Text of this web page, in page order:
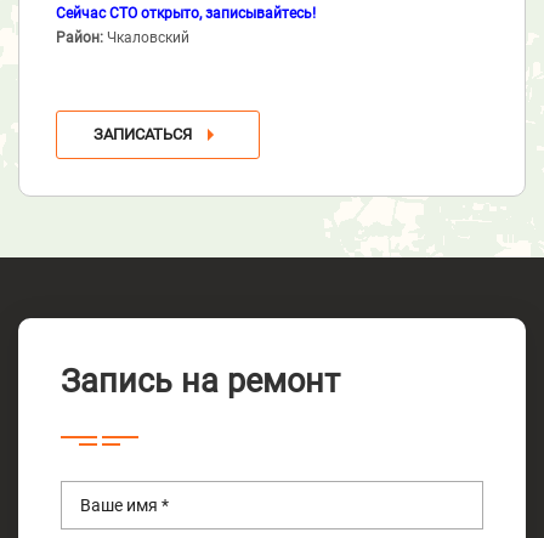
Сейчас СТО открыто, записывайтесь!
Район: Чкаловский
ЗАПИСАТЬСЯ
Запись на ремонт